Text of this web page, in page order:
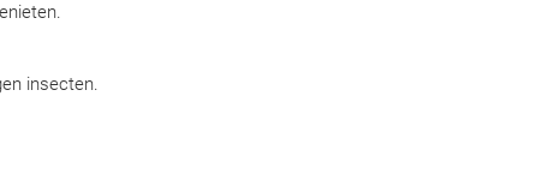
insecten.